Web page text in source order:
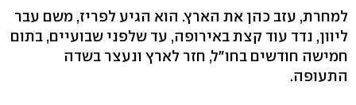
למחרת, עזב כהן את הארץ. הוא הגיע לפריז, משם עבר
ליוון, נדד עוד קצת באירופה, עד שלפני שבועיים, בתום
חמישה חודשים בחו"ל, חזר לארץ ונעצר בשדה
התעופה.